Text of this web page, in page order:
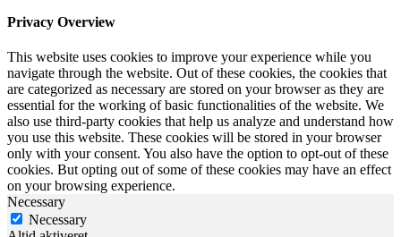
Privacy Overview
This website uses cookies to improve your experience while you
navigate through the website. Out of these cookies, the cookies that
are categorized as necessary are stored on your browser as they are
essential for the working of basic functionalities of the website. We
also use third-party cookies that help us analyze and understand how
you use this website. These cookies will be stored in your browser
only with your consent. You also have the option to opt-out of these
cookies. But opting out of some of these cookies may have an effect
on your browsing experience.
Necessary
Necessary